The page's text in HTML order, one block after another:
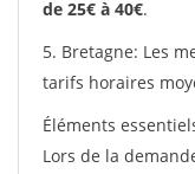
de 25€ à 40€.
5. Bretagne: Les
tarifs horaires
Éléments
Lors de la